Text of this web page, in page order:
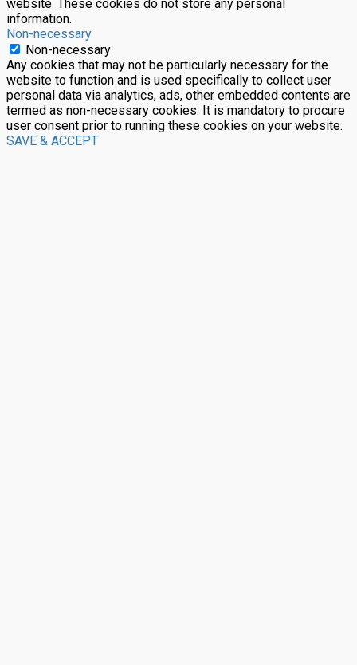
website. These cookies do not store any personal
information.
Non-necessary
Non-necessary
Any cookies that may not be particularly necessary for the
website to function and is used specifically to collect user
personal data via analytics, ads, other embedded contents are
termed as non-necessary cookies. It is mandatory to procure
user consent prior to running these cookies on your website.
SAVE & ACCEPT